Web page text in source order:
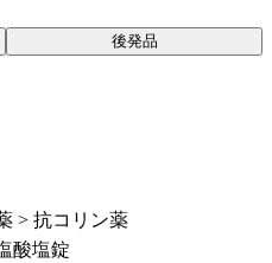
後発品
> 抗コリン薬
酸塩錠